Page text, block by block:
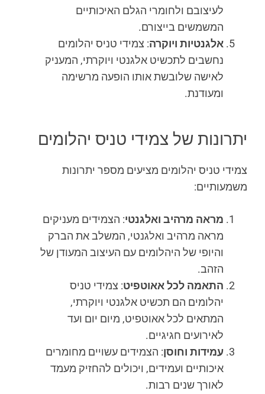
לעיצובם ולחומרי הגלם האיכותיים
המשמשים בייצורם.
אלגנטיות ויוקרה: צמידי טניס יהלומים
נחשבים לתכשיט אלגנטי ויוקרתי, המעניק
לאישה שלובשת אותו הופעה מרשימה
ומעודנת.
יתרונות של צמידי טניס יהלומים
צמידי טניס יהלומים מציעים מספר יתרונות
משמעותיים:
מראה מרהיב ואלגנטי: הצמידים מעניקים
מראה מרהיב ואלגנטי, המשלב את הברק
והיופי של היהלומים עם העיצוב המעודן של
הזהב.
התאמה לכל אאוטפיט: צמידי טניס
יהלומים הם תכשיט אלגנטי ויוקרתי,
המתאים לכל אאוטפיט, מיום יום ועד
לאירועים חגיגיים.
עמידות וחוסן: הצמידים עשויים מחומרים
איכותיים ועמידים, ויכולים להחזיק מעמד
לאורך שנים רבות.